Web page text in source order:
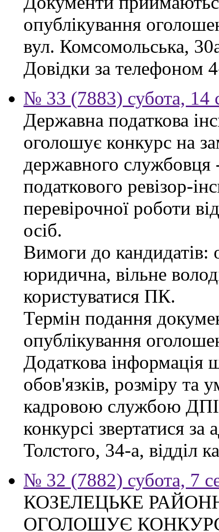
опублікування
вул. Комсомольська,
Довідки за телефоном
№ 33 (7883) субота, 14
Державна податкова
оголошує конкурс на
державного
податкового ревізор-
перевірочної роботи
осіб.
Вимоги до кандидатів:
юридична, вільне
користуватися ПК.
Термін подання
опублікування
Додаткова інформація
обов'язків, розміру та
кадровою службою
конкурсі звертатися
Толстого, 34-а, відділ
№ 32 (7882) субота, 7
КОЗЕЛЕЦЬКЕ
ОГОЛОШУЄ КОНКУРС